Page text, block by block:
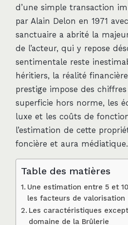
d’une simple transaction
par Alain Delon en 1971
sanctuaire a abrité la
de l’acteur, qui y repose
sentimentale reste
héritiers, la réalité
prestige impose des
superficie hors norme, les
luxe et les coûts de
l’estimation de cette
foncière et aura médiatique.
Table des matières
Une estimation entre 5 et
les facteurs de valorisation
Les caractéristiques
domaine de la Brûlerie